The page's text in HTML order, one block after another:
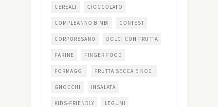
CEREALI CIOCCOLATO
COMPLEANNO BIMBI CONTEST
CORPORESANO DOLCI CON FRUTTA
FARINE FINGER FOOD
FORMAGGI FRUTTA SECCA E NOCI
GNOCCHI INSALATA
KIDS-FRIENDLY LEGUMI